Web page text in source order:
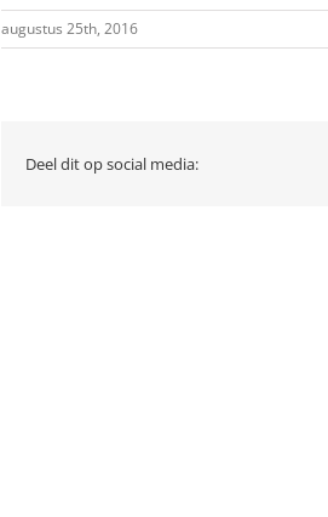
augustus 25th, 2016
Deel dit op social media: